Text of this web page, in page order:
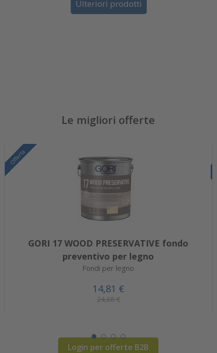
Ulteriori prodotti
Le migliori offerte
Offerta
GORI 17 WOOD PRESERVATIVE fondo
preventivo per legno
Fondi per legno
14,81 €
24,68 €
Login per offerte B2B